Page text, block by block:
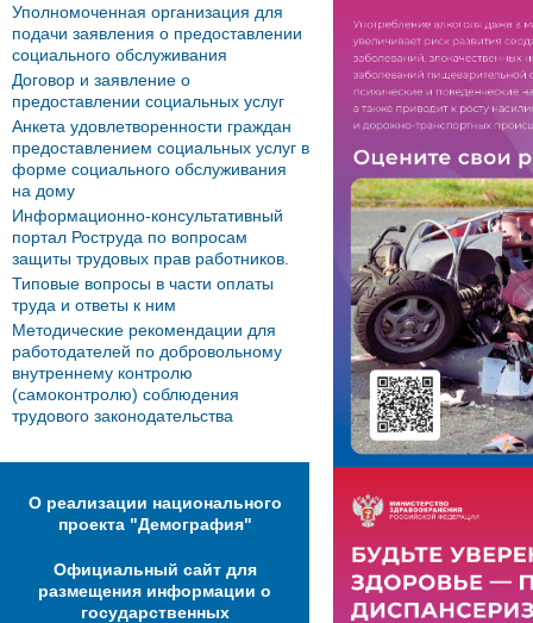
Уполномоченная организация для
подачи заявления о предоставлении
социального обслуживания
Договор и заявление о
предоставлении социальных услуг
Анкета удовлетворенности граждан
предоставлением социальных услуг в
форме социального обслуживания
на дому
Информационно-консультативный
портал Роструда по вопросам
защиты трудовых прав работников.
Типовые вопросы в части оплаты
труда и ответы к ним
Методические рекомендации для
работодателей по добровольному
внутреннему контролю
(самоконтролю) соблюдения
трудового законодательства
О реализации национального
проекта "Демография"
Официальный сайт для
размещения информации о
государственных